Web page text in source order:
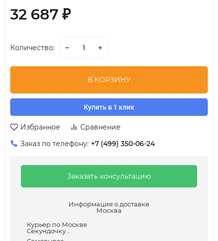
32 687 ₽
Количество:
В КОРЗИНУ
Купить в 1 клик
Избранное
Сравнение
Заказ по телефону: +7 (499) 350-06-24
Заказать консультацию
Информация о доставке
Москва
Курьер по Москве
Секундочку...